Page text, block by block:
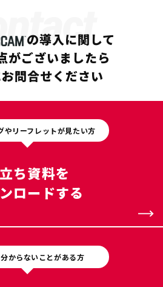
の導入に関して
がございましたら
問合せください
やリーフレットが見たい方
ち資料を
ロードする
からないことがある方